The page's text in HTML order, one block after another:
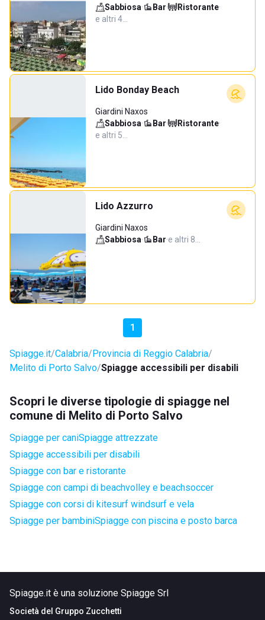
Sabbiosa· Bar· Ristorante·
e altri 4…
Lido Bonday Beach
Giardini Naxos
Sabbiosa· Bar· Ristorante·
e altri 5…
Lido Azzurro
Giardini Naxos
Sabbiosa· Bar·e altri 8…
1
Spiagge.it Calabria Provincia di Reggio Calabria
Melito di Porto Salvo Spiagge accessibili per disabili
Scopri le diverse tipologie di spiagge nel
comune di Melito di Porto Salvo
Spiagge per caniSpiagge attrezzate
Spiagge accessibili per disabili
Spiagge con bar e ristorante
Spiagge con campi di beachvolley e beachsoccer
Spiagge con corsi di kitesurf windsurf e vela
Spiagge per bambiniSpiagge con piscina e posto barca
Spiagge.it è una soluzione Spiagge Srl
Società del Gruppo Zucchetti